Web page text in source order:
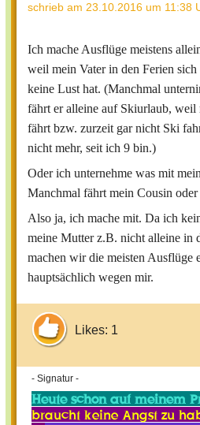
schrieb am 23.10.2016 um 11:38
Ich mache Ausflüge meistens
weil mein Vater in den Ferien
keine Lust hat. (Manchmal
fährt er alleine auf Skiurlaub, weil
fährt bzw. zurzeit gar nicht Ski
nicht mehr, seit ich 9 bin.)
Oder ich unternehme was mit
Manchmal fährt mein Cousin
Also ja, ich mache mit. Da ich
meine Mutter z.B. nicht alleine in
machen wir die meisten Ausflüge
hauptsächlich wegen mir.
Likes: 1
- Signatur -
Heute schon auf meinem
braucht keine Angst zu